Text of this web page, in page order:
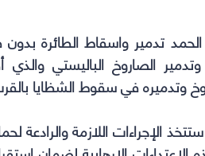
تدمير واسقاط الطائرة
الصاروخ الباليستي
وتدميره في سقوط الشظايا
ستتخذ الإجراءات اللازمة والرادعة